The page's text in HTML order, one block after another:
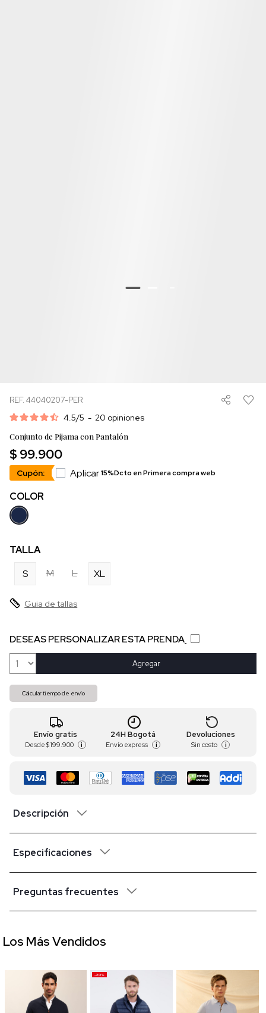
REF. 44040207-PER
4.5/5 - 20 opiniones
Conjunto de Pijama con Pantalón
$ 99.900
Cupón: Aplicar15%Dcto en Primera compra web
COLOR
TALLA
S
M L XL
Guia de tallas
DESEAS PERSONALIZAR ESTA PRENDA
Agregar
Calcular tiempo de envío
Envío gratis
Desde $ 199.900 i
24H Bogotá
Envío express i
Devoluciones
Sin costo i
Descripción
Especificaciones
Preguntas frecuentes
-20%
Los Más Vendidos